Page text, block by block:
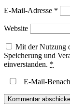
E-Mail-Adresse *
Website
Mit der Nutzung
Speicherung und
einverstanden. *
E-Mail-